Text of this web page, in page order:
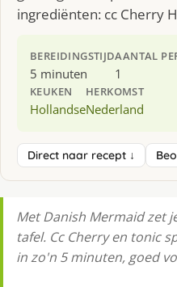
ingrediënten: cc Cherry
BEREIDINGSTIJD
5 minuten
AANTAL
1
KEUKEN
Hollandse
HERKOMST
Nederland
Direct naar recept ↓
Met Danish Mermaid zet
tafel. Cc Cherry en tonic
in zo'n 5 minuten, goed